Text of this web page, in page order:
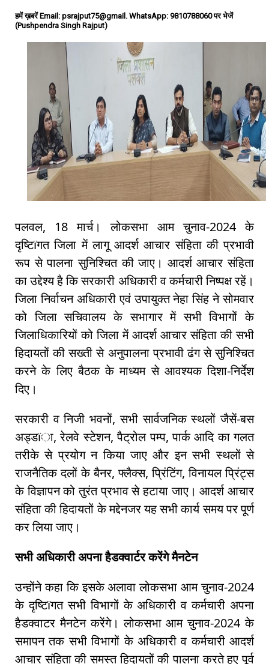
हमें ख़बरें Email: psrajput75@gmail. WhatsApp: 9810788060 पर भेजें
(Pushpendra Singh Rajput)
पलवल, 18 मार्च। लोकसभा आम चुनाव-2024 के
दृष्टिïगत जिला में लागू आदर्श आचार संहिता की प्रभावी
रूप से पालना सुनिश्चित की जाए। आदर्श आचार संहिता
का उद्देश्य है कि सरकारी अधिकारी व कर्मचारी निष्पक्ष रहें।
जिला निर्वाचन अधिकारी एवं उपायुक्त नेहा सिंह ने सोमवार
को जिला सचिवालय के सभागार में सभी विभागों के
जिलाधिकारियों को जिला में आदर्श आचार संहिता की सभी
हिदायतों की सख्ती से अनुपालना प्रभावी ढंग से सुनिश्चित
करने के लिए बैठक के माध्यम से आवश्यक दिशा-निर्देश
दिए।
सरकारी व निजी भवनों, सभी सार्वजनिक स्थलों जैसें-बस
अड्डïा, रेलवे स्टेशन, पैट्रोल पम्प, पार्क आदि का गलत
तरीके से प्रयोग न किया जाए और इन सभी स्थलों से
राजनैतिक दलों के बैनर, फ्लैक्स, प्रिंटिंग, विनायल प्रिंट्स
के विज्ञापन को तुरंत प्रभाव से हटाया जाए। आदर्श आचार
संहिता की हिदायतों के मद्देनजर यह सभी कार्य समय पर पूर्ण
कर लिया जाए।
सभी अधिकारी अपना हैडक्वार्टर करेंगे मैनटेन
उन्होंने कहा कि इसके अलावा लोकसभा आम चुनाव-2024
के दृष्टिïगत सभी विभागों के अधिकारी व कर्मचारी अपना
हैडक्वाटर मैनटेन करेंगे। लोकसभा आम चुनाव-2024 के
समापन तक सभी विभागों के अधिकारी व कर्मचारी आदर्श
आचार संहिता की समस्त हिदायतों की पालना करते हुए पूर्व